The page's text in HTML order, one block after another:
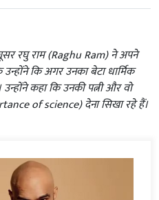
रघु राम (Raghu Ram) ने अपने
कि अगर उनका बेटा धार्मिक
कहा कि उनकी पत्नी और वो
of science) देना सिखा रहे हैं।